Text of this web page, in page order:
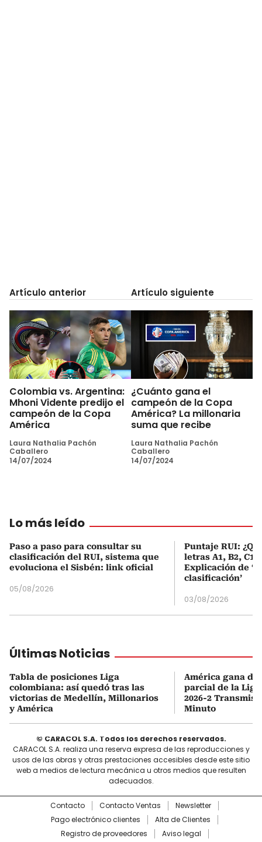
Artículo anterior
Colombia vs. Argentina:
Mhoni Vidente predijo el
campeón de la Copa
América
Laura Nathalia Pachón
Caballero
14/07/2024
Artículo siguiente
¿Cuánto gana el
campeón de la Copa
América? La millonaria
suma que recibe
Laura Nathalia Pachón
Caballero
14/07/2024
Lo más leído
Paso a paso para consultar su
clasificación del RUI, sistema que
evoluciona el Sisbén: link oficial
05/08/2026
Puntaje RUI:
letras A1, B2, C1
Explicación de
clasificación’
03/08/2026
Últimas Noticias
Tabla de posiciones Liga
colombiana: así quedó tras las
victorias de Medellín, Millonarios
y América
América gana
parcial de la
2026-2
Minuto
© CARACOL S.A. Todos los derechos reservados.
CARACOL S.A. realiza una reserva expresa de las reproducciones y
usos de las obras y otras prestaciones accesibles desde este sitio
web a medios de lectura mecánica u otros medios que resulten
adecuados.
Contacto Contacto Ventas
Newsletter
Pago electrónico clientes
Alta de Clientes
Registro de proveedores
Aviso legal